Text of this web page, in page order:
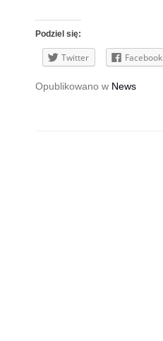
Podziel się:
Twitter Facebook
Opublikowano w News